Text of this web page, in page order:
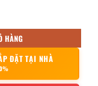
số lượng
HÀNG
ĐẶT TẠI NHÀ